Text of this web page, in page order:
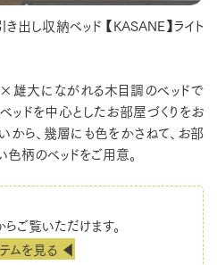
出し収納ベッド 【KASANE】ライト
×雄大にながれる木目調のベッドで
ッドを中心としたお部屋づくりをお
から、幾層にも色をかさねて、お部
柄のベッドをご用意。
ご覧いただけます。
ムを見る ◀